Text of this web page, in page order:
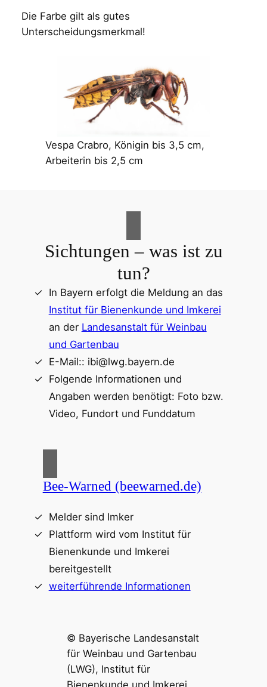
Die Farbe gilt als gutes
Unterscheidungsmerkmal!
Vespa Crabro, Königin bis 3,5 cm,
Arbeiterin bis 2,5 cm
Sichtungen – was ist zu
tun?
In Bayern erfolgt die Meldung an das
Institut für Bienenkunde und Imkerei
an der Landesanstalt für Weinbau
und Gartenbau
E-Mail:: ibi@lwg.bayern.de
Folgende Informationen und
Angaben werden benötigt: Foto bzw.
Video, Fundort und Funddatum
Bee-Warned (beewarned.de)
Melder sind Imker
Plattform wird vom Institut für
Bienenkunde und Imkerei
bereitgestellt
weiterführende Informationen
© Bayerische Landesanstalt
für Weinbau und Gartenbau
(LWG), Institut für